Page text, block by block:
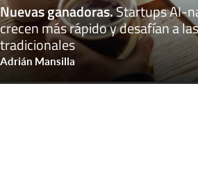
Nuevas ganadoras.Startups AI-
crecen más rápido y desafían a
tradicionales
Adrián Mansilla